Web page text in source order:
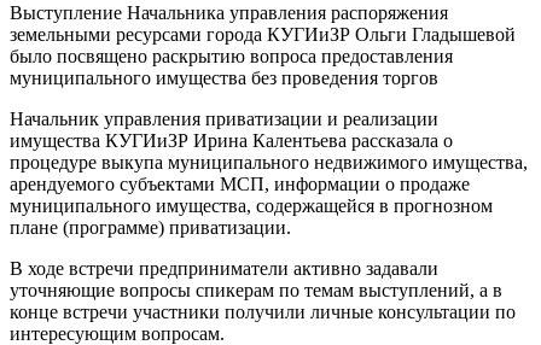
Выступление Начальника управления распоряжения
земельными ресурсами города КУГИиЗР Ольги Гладышевой
было посвящено раскрытию вопроса предоставления
муниципального имущества без проведения торгов
Начальник управления приватизации и реализации
имущества КУГИиЗР Ирина Калентьева рассказала о
процедуре выкупа муниципального недвижимого имущества,
арендуемого субъектами МСП, информации о продаже
муниципального имущества, содержащейся в прогнозном
плане (программе) приватизации.
В ходе встречи предприниматели активно задавали
уточняющие вопросы спикерам по темам выступлений, а в
конце встречи участники получили личные консультации по
интересующим вопросам.